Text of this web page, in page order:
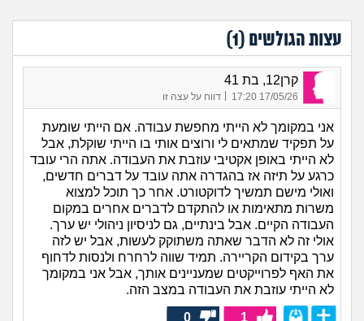
עצות הגולשים (1
)
קרן12, בת 41
17/05/26 17:20 דווח על עצה זו
אני במקומך לא הייתי מחפשת עבודה. אם הייתי שומעת
על תפקיד שמתאים לי ורוצים אותי בו הייתי שוקלת, אבל
לא הייתי באופן אקטיבי עוזבת את העבודה. אתה הרי עובד
כרגע על תיזה אז בהגדרה אתה עובד על דברים חדשים,
ואולי מישם תמשיך לדוקטורט. אחר כך תוכל למצוא
משרות מתאימות או להתקדם לדברים אחרים במקום
העבודה הקיים. אבל בינתיים, גם לניסיון ניהולי יש ערך.
אולי זה לא הדבר שאתה משתוקק לעשות, אבל יש לזה
ערך בקידום הקריירה. תמיד שווה לרחרח ולנסות לדחוף
את האף לפרוייקטים שמעניינים אותך, אבל אני במקומך
לא הייתי עוזבת את העבודה במצב הזה.
1
0